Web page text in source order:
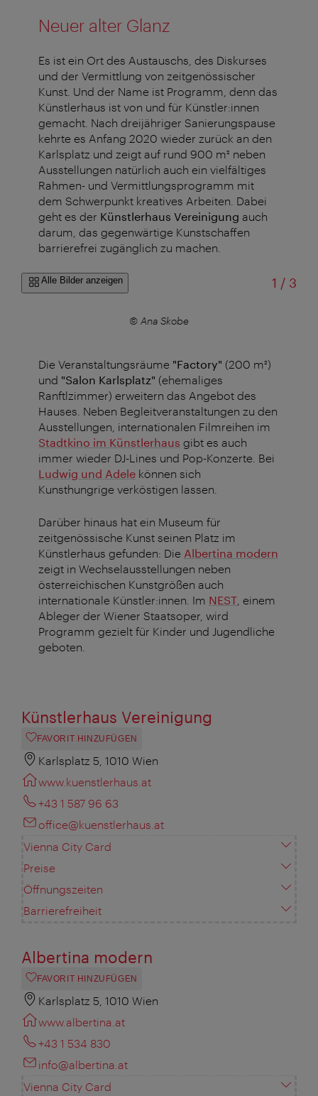
Neuer alter Glanz
Es ist ein Ort des Austauschs, des Diskurses
und der Vermittlung von zeitgenössischer
Kunst. Und der Name ist Programm, denn das
Künstlerhaus ist von und für Künstler:innen
gemacht. Nach dreijähriger Sanierungspause
kehrte es Anfang 2020 wieder zurück an den
Karlsplatz und zeigt auf rund 900 m² neben
Ausstellungen natürlich auch ein vielfältiges
Rahmen- und Vermittlungsprogramm mit
dem Schwerpunkt kreatives Arbeiten. Dabei
geht es der Künstlerhaus Vereinigung auch
darum, das gegenwärtige Kunstschaffen
barrierefrei zugänglich zu machen.
Alle Bilder anzeigen 1 /von
3
© Ana Skobe
Die Veranstaltungsräume "Factory" (200 m²)
und "Salon Karlsplatz" (ehemaliges
Ranftlzimmer) erweitern das Angebot des
Hauses. Neben Begleitveranstaltungen zu den
Ausstellungen, internationalen Filmreihen im
Stadtkino im Künstlerhaus gibt es auch
immer wieder DJ-Lines und Pop-Konzerte. Bei
Ludwig und Adele können sich
Kunsthungrige verköstigen lassen.
Darüber hinaus hat ein Museum für
zeitgenössische Kunst seinen Platz im
Künstlerhaus gefunden: Die Albertina modern
zeigt in Wechselausstellungen neben
österreichischen Kunstgrößen auch
internationale Künstler:innen. Im NEST , einem
Ableger der Wiener Staatsoper, wird
Programm gezielt für Kinder und Jugendliche
geboten.
Künstlerhaus Vereinigung
FAVORIT HINZUFÜGEN
Karlsplatz 5, 1010 Wien
www.kuenstlerhaus.at
+43 1 587 96 63
office@kuenstlerhaus.at
Vienna City Card
Preise
Öffnungszeiten
Barrierefreiheit
Albertina modern
FAVORIT HINZUFÜGEN
Karlsplatz 5, 1010 Wien
www.albertina.at
+43 1 534 830
info@albertina.at
Vienna City Card